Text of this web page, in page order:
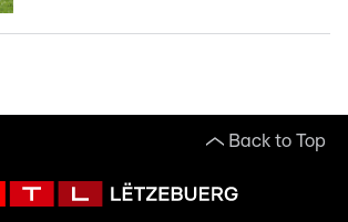
Back to Top